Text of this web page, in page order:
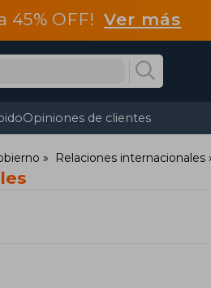
45% OFF!Ver más
Opiniones de clientes
Relaciones internacionales